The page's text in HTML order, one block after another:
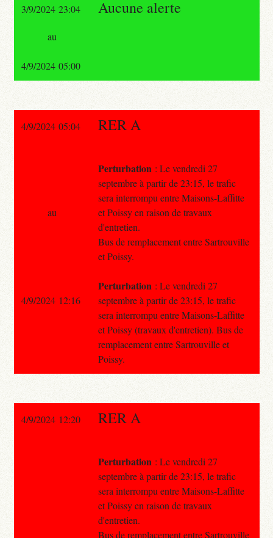
3/9/2024 23:04 Aucune alerte
au
4/9/2024 05:00
4/9/2024 05:04 RER A
Perturbation : Le vendredi 27
septembre à partir de 23:15, le trafic
sera interrompu entre Maisons-Laffitte
et Poissy en raison de travaux
d'entretien.
Bus de remplacement entre Sartrouville
et Poissy.
Perturbation : Le vendredi 27
septembre à partir de 23:15, le trafic
sera interrompu entre Maisons-Laffitte
et Poissy (travaux d'entretien). Bus de
remplacement entre Sartrouville et
Poissy.
au
4/9/2024 12:16
4/9/2024 12:20 RER A
Perturbation : Le vendredi 27
septembre à partir de 23:15, le trafic
sera interrompu entre Maisons-Laffitte
et Poissy en raison de travaux
d'entretien.
Bus de remplacement entre Sartrouville